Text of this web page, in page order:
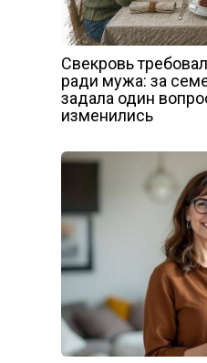
Свекровь
ради мужа: за
задала один
изменились